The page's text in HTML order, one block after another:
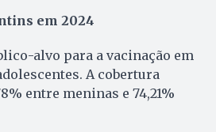
em 2024
alvo para a vacinação em
A cobertura
entre meninas e 74,21%